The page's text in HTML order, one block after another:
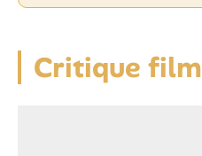
Critique film